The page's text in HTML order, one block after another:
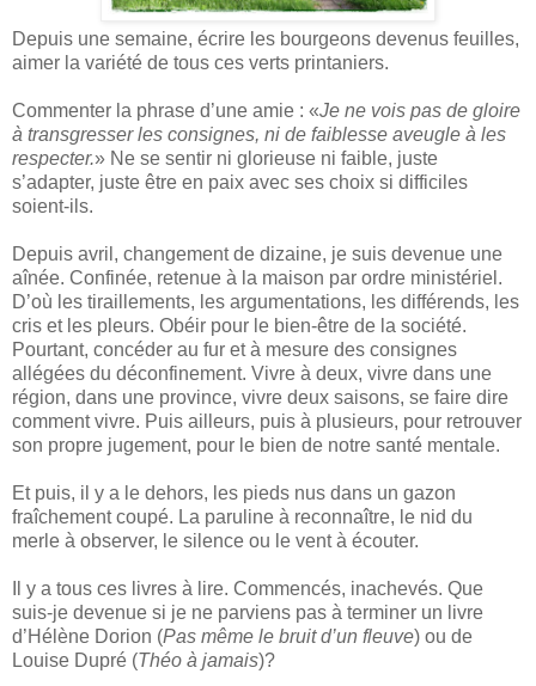
Depuis une semaine, écrire les bourgeons devenus feuilles,
aimer la variété de tous ces verts printaniers.
Commenter la phrase d’une amie : «Je ne vois pas de gloire
à transgresser les consignes, ni de faiblesse aveugle à les
respecter.» Ne se sentir ni glorieuse ni faible, juste
s’adapter, juste être en paix avec ses choix si difficiles
soient-ils.
Depuis avril, changement de dizaine, je suis devenue une
aînée. Confinée, retenue à la maison par ordre ministériel.
D’où les tiraillements, les argumentations, les différends, les
cris et les pleurs. Obéir pour le bien-être de la société.
Pourtant, concéder au fur et à mesure des consignes
allégées du déconfinement. Vivre à deux, vivre dans une
région, dans une province, vivre deux saisons, se faire dire
comment vivre. Puis ailleurs, puis à plusieurs, pour retrouver
son propre jugement, pour le bien de notre santé mentale.
Et puis, il y a le dehors, les pieds nus dans un gazon
fraîchement coupé. La paruline à reconnaître, le nid du
merle à observer, le silence ou le vent à écouter.
Il y a tous ces livres à lire. Commencés, inachevés. Que
suis-je devenue si je ne parviens pas à terminer un livre
d’Hélène Dorion (Pas même le bruit d’un fleuve) ou de
Louise Dupré (Théo à jamais)?